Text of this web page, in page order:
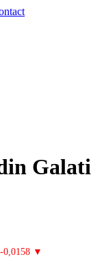
Galati
-0,0158 ▼